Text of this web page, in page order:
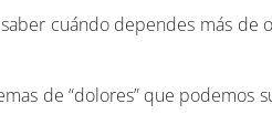
cuándo dependes más de
de “dolores” que podemos